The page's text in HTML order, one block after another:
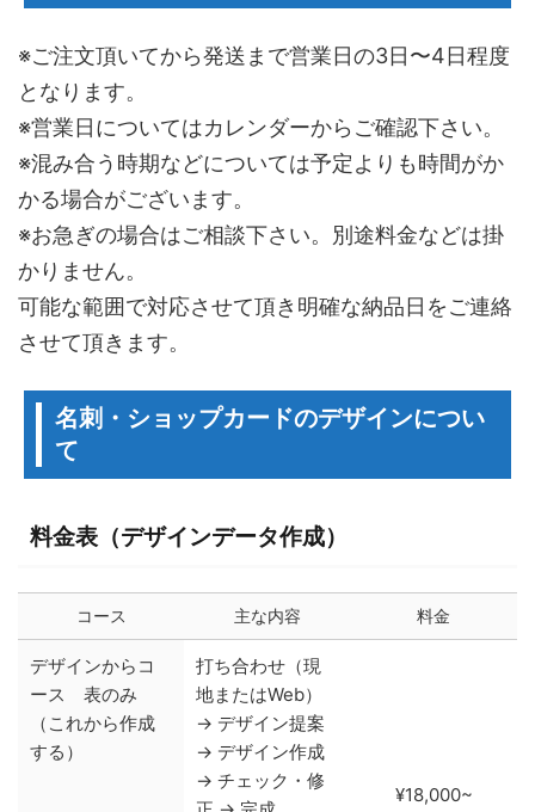
※ご注文頂いてから発送まで営業日の3日〜4日程度
となります。
※営業日についてはカレンダーからご確認下さい。
※混み合う時期などについては予定よりも時間がか
かる場合がございます。
※お急ぎの場合はご相談下さい。別途料金などは掛
かりません。
可能な範囲で対応させて頂き明確な納品日をご連絡
させて頂きます。
名刺・ショップカードのデザインについ
て
料金表（デザインデータ作成）
コース 主な内容 料金
デザインからコ
ース 表のみ
（これから作成
する）
打ち合わせ（現
地またはWeb）
→ デザイン提案
→ デザイン作成
→ チェック・修
¥18,000~